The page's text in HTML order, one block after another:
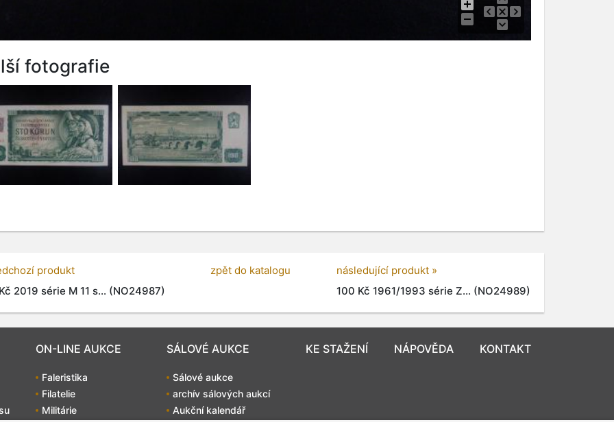
fotografie
produkt
2019 série M 11 s... (NO24987)
zpět do katalogu
následující produkt »
100 Kč 1961/1993 série Z... (NO24989)
ON-LINE AUKCE
Faleristika
Filatelie
Militárie
SÁLOVÉ AUKCE
Sálové aukce
archív sálových aukcí
Aukční kalendář
KE STAŽENÍ NÁPOVĚDA KONTAKT